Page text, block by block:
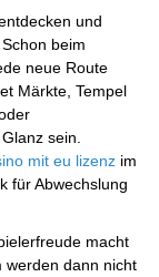
und
beim
neue Route
Märkte, Tempel
sein.
mit eu lizenz im
für Abwechslung
macht
werden dann nicht